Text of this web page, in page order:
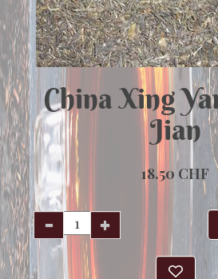
China Xing
Jian
18.50 CHF